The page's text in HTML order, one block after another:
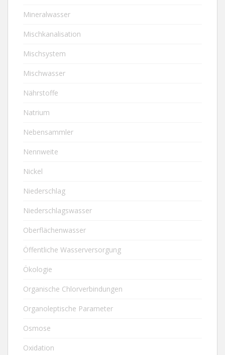
Mineralwasser
Mischkanalisation
Mischsystem
Mischwasser
Nährstoffe
Natrium
Nebensammler
Nennweite
Nickel
Niederschlag
Niederschlagswasser
Oberflächenwasser
Öffentliche Wasserversorgung
Ökologie
Organische Chlorverbindungen
Organoleptische Parameter
Osmose
Oxidation